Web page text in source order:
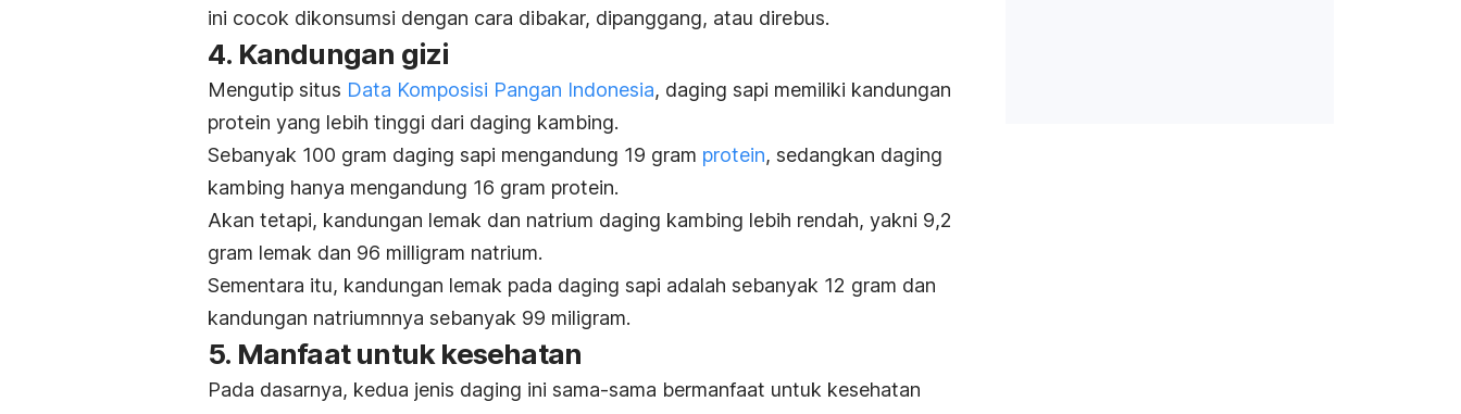
ini cocok dikonsumsi dengan cara dibakar, dipanggang, atau direbus.
4. Kandungan gizi
Mengutip situs Data Komposisi Pangan Indonesia, daging sapi memiliki kandungan
protein yang lebih tinggi dari daging kambing.
Sebanyak 100 gram daging sapi mengandung 19 gram protein, sedangkan daging
kambing hanya mengandung 16 gram protein.
Akan tetapi, kandungan lemak dan natrium daging kambing lebih rendah, yakni 9,2
gram lemak dan 96 milligram natrium.
Sementara itu, kandungan lemak pada daging sapi adalah sebanyak 12 gram dan
kandungan natriumnnya sebanyak 99 miligram.
5. Manfaat untuk kesehatan
Pada dasarnya, kedua jenis daging ini sama-sama bermanfaat untuk kesehatan